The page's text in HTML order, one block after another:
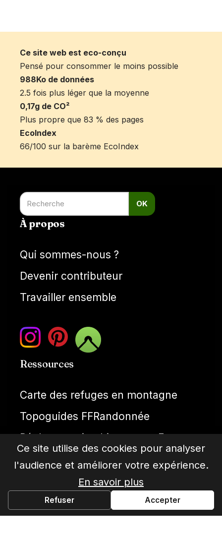
Ce site web est eco-conçu
Pensé pour consommer le moins possible
988Ko de données
2.5 fois plus léger que la moyenne
0,17g de CO²
Plus propre que 83 % des pages
EcoIndex
66/100 sur la barème EcoIndex
OK
À propos
Qui sommes-nous ?
Devenir contributeur
Travailler ensemble
Ressources
Carte des refuges en montagne
Topoguides FFRandonnée
Réglementation bivouac en France
Météo montagne
Cartes IGN gratuties
Ce site utilise des cookies pour analyser
l'audience et améliorer votre expérience.
En savoir plus
Refuser Accepter